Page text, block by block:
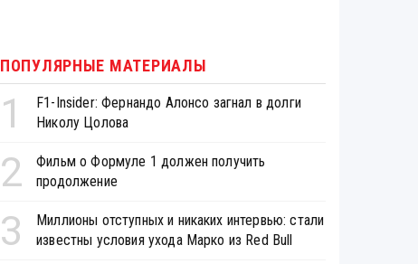
ПОПУЛЯРНЫЕ МАТЕРИАЛЫ
1
F1-Insider: Фернандо Алонсо загнал в долги
Николу Цолова
2
Фильм о Формуле 1 должен получить
продолжение
3
Миллионы отступных и никаких интервью: стали
известны условия ухода Марко из Red Bull